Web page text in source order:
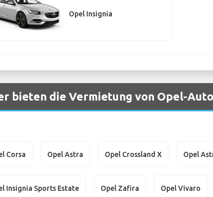
Opel Insignia
bieten die Vermietung von Opel-
Corsa Opel Astra Opel Crossland X Opel
Insignia Sports Estate Opel Zafira Opel Vivaro